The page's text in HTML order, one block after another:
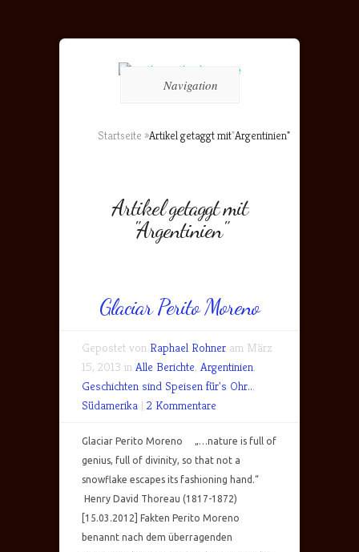
Navigation
Startseite »Artikel getaggt mit"Argentinien"
Artikel getaggt mit
"Argentinien"
Glaciar Perito Moreno
Gepostet von Raphael Rohner am März
15, 2013 in Alle Berichte, Argentinien,
Geschichten sind Speisen für's Ohr..,
Südamerika | 2 Kommentare
Glaciar Perito Moreno „…nature is full of
genius, full of divinity, so that not a
snowflake escapes its fashioning hand.“
Henry David Thoreau (1817-1872)
[15.03.2012] Fakten Perito Moreno
benannt nach dem überragenden